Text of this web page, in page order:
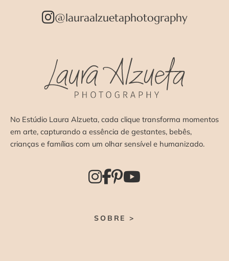
@lauraalzuetaphotography
No Estúdio Laura Alzueta, cada clique transforma momentos
em arte, capturando a essência de gestantes, bebês,
crianças e famílias com um olhar sensível e humanizado.
SOBRE >